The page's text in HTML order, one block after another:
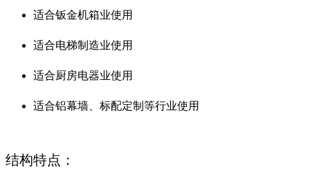
适合钣金机箱业使用
适合电梯制造业使用
适合厨房电器业使用
适合铝幕墙、标配定制等行业使用
结构特点：